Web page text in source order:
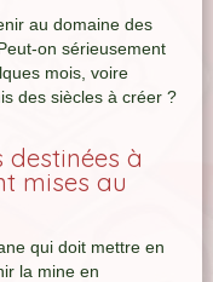
au domaine des
on sérieusement
mois, voire
des siècles à créer ?
à
mises au
qui doit mettre en
la mine en